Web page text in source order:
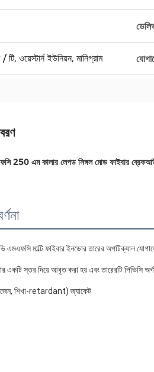
ওয়েস্টার্ন ইউনিয়ন, মানিগ্রাম
250 এম কালার লেপড সিঙ্গল মোড ফাইবার
এমএফসি মাল্টি ফাইবার ইনডোর তারের অপটিক্যাল
একটি স্তর দিয়ে আবৃত করা হয় এবং তারেরটি পিভিসি
শিখা-retardant) জ্যাকেট